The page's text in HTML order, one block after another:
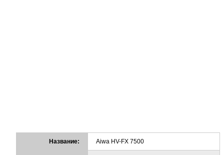
Название: Aiwa HV-FX 7500